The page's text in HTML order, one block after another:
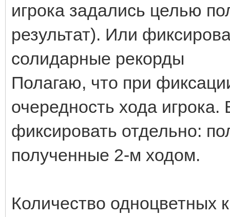
игрока задались целью
результат). Или
солидарные рекорды
Полагаю, что при
очередность хода
фиксировать отдельно:
полученные 2-м ходом.
Количество одноцветных